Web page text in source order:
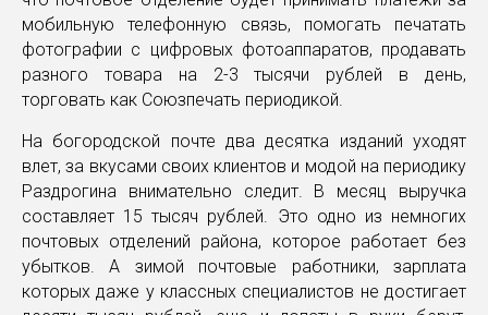
мобильную телефонную связь, помогать печатать
фотографии с цифровых фотоаппаратов, продавать
разного товара на 2-3 тысячи рублей в день,
торговать как Союзпечать периодикой.
На богородской почте два десятка изданий уходят
влет, за вкусами своих клиентов и модой на периодику
Раздрогина внимательно следит. В месяц выручка
составляет 15 тысяч рублей. Это одно из немногих
почтовых отделений района, которое работает без
убытков. А зимой почтовые работники, зарплата
которых даже у классных специалистов не достигает